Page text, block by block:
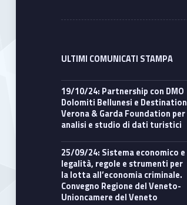
ULTIMI COMUNICATI STAMPA
19/10/24: Partnership con DMO
Dolomiti Bellunesi e Destination
Verona & Garda Foundation per
analisi e studio di dati turistici
25/09/24: Sistema economico e
legalità, regole e strumenti per
la lotta all’economia criminale.
Convegno Regione del Veneto-
Unioncamere del Veneto